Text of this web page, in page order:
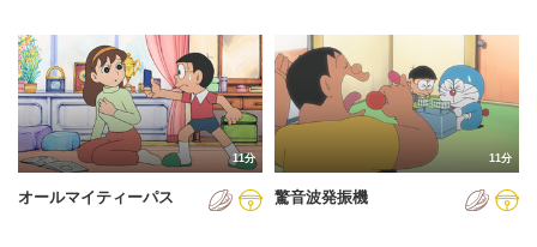
2019年
2020年
2021年
2022年
11分
オールマイティーパス
11分
驚音波発振機